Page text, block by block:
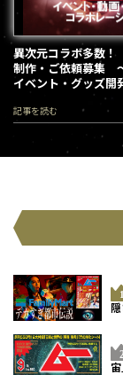
異次元コラボ多数！
制作・ご依頼募集
イベント・グッズ開
記事を読む